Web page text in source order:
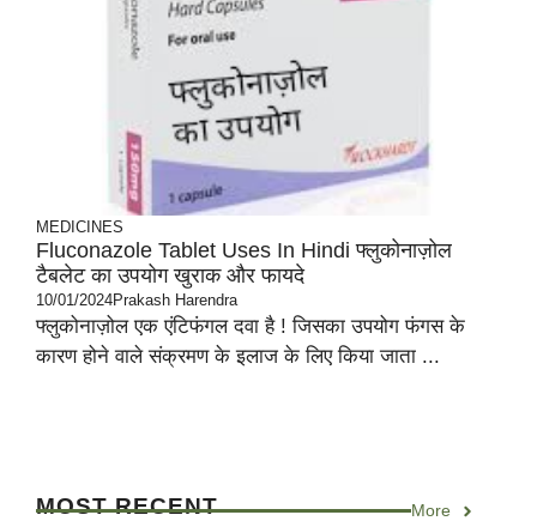
MEDICINES
Fluconazole Tablet Uses In Hindi फ्लुकोनाज़ोल
टैबलेट का उपयोग खुराक और फायदे
10/01/2024Prakash Harendra
फ्लुकोनाज़ोल एक एंटिफंगल दवा है ! जिसका उपयोग फंगस के
कारण होने वाले संक्रमण के इलाज के लिए किया जाता ...
MOST RECENT More